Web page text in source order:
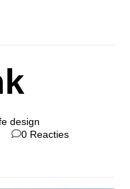
design
0 Reacties